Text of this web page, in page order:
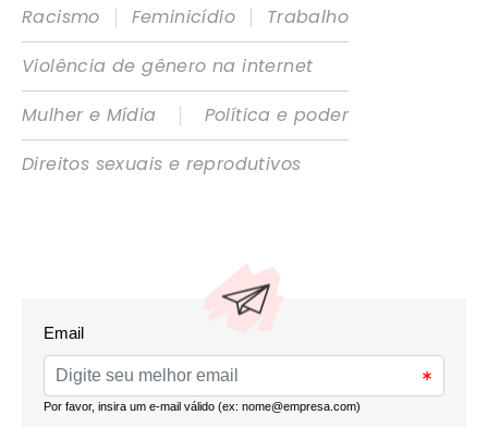
Racismo
| Feminicídio |
Trabalho
Violência de gênero na internet
Mulher e Mídia
|
Política e poder
Direitos sexuais e reprodutivos